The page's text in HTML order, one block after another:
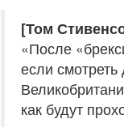
[Том
«После
если
как будут